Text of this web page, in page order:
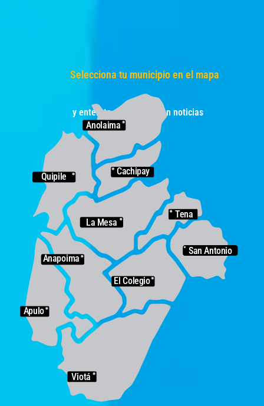
y entérate de lo último en noticias
Selecciona tu municipio en el mapa
Quipile
El Colegio
San Antonio
Anapoima
Apulo
Anolaima
Viotá
Cachipay
La Mesa
Tena